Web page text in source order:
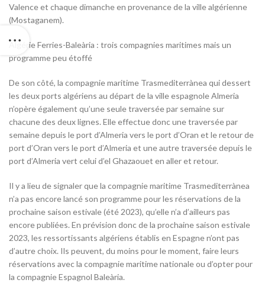
Valence et chaque dimanche en provenance de la ville algérienne
(Mostaganem).
Algérie Ferries-Baleària : trois compagnies maritimes mais un
programme peu étoffé
De son côté, la compagnie maritime Trasmediterrànea qui dessert
les deux ports algériens au départ de la ville espagnole Almeria
n’opère également qu’une seule traversée par semaine sur
chacune des deux lignes. Elle effectue donc une traversée par
semaine depuis le port d’Almeria vers le port d’Oran et le retour de
port d’Oran vers le port d’Almeria et une autre traversée depuis le
port d’Almeria vert celui d’el Ghazaouet en aller et retour.
Il y a lieu de signaler que la compagnie maritime Trasmediterrànea
n’a pas encore lancé son programme pour les réservations de la
prochaine saison estivale (été 2023), qu’elle n’a d’ailleurs pas
encore publiées. En prévision donc de la prochaine saison estivale
2023, les ressortissants algériens établis en Espagne n’ont pas
d’autre choix. Ils peuvent, du moins pour le moment, faire leurs
réservations avec la compagnie maritime nationale ou d’opter pour
la compagnie Espagnol Baleària.